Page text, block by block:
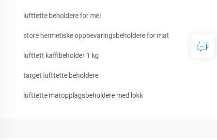
lufttette beholdere for mel
store hermetiske oppbevaringsbeholdere for mat
lufttett kaffibeholder 1 kg
target lufttette beholdere
lufttette matopplagsbeholdere med lokk